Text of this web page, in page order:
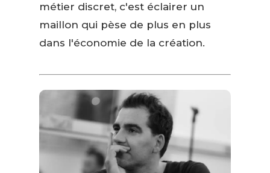
métier discret, c'est éclairer un
maillon qui pèse de plus en plus
dans l'économie de la création.